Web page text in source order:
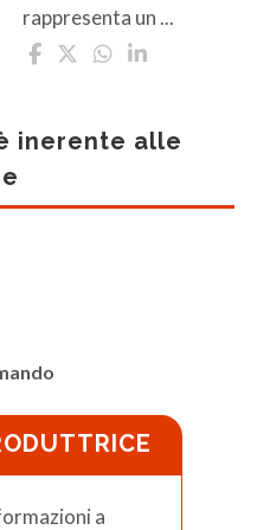
rappresenta un ...
inerente alle
a